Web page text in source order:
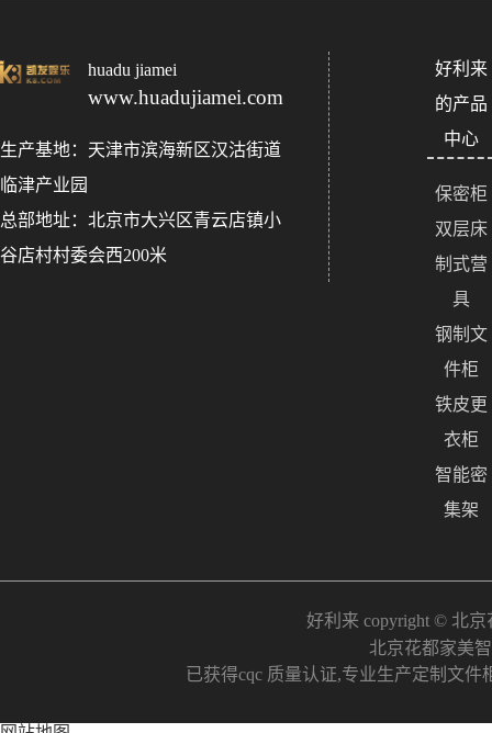
huadu jiamei
www.huadujiamei.com
生产基地：天津市滨海新区汉沽街道
临津产业园
总部地址：北京市大兴区青云店镇小
谷店村村委会西200米
好利来
的产品
中心
保密柜
双层床
制式营
具
钢制文
件柜
铁皮更
衣柜
智能密
集架
好利来 copyright © 北京
北京花都家美
已获得cqc 质量认证,专业生产定制文